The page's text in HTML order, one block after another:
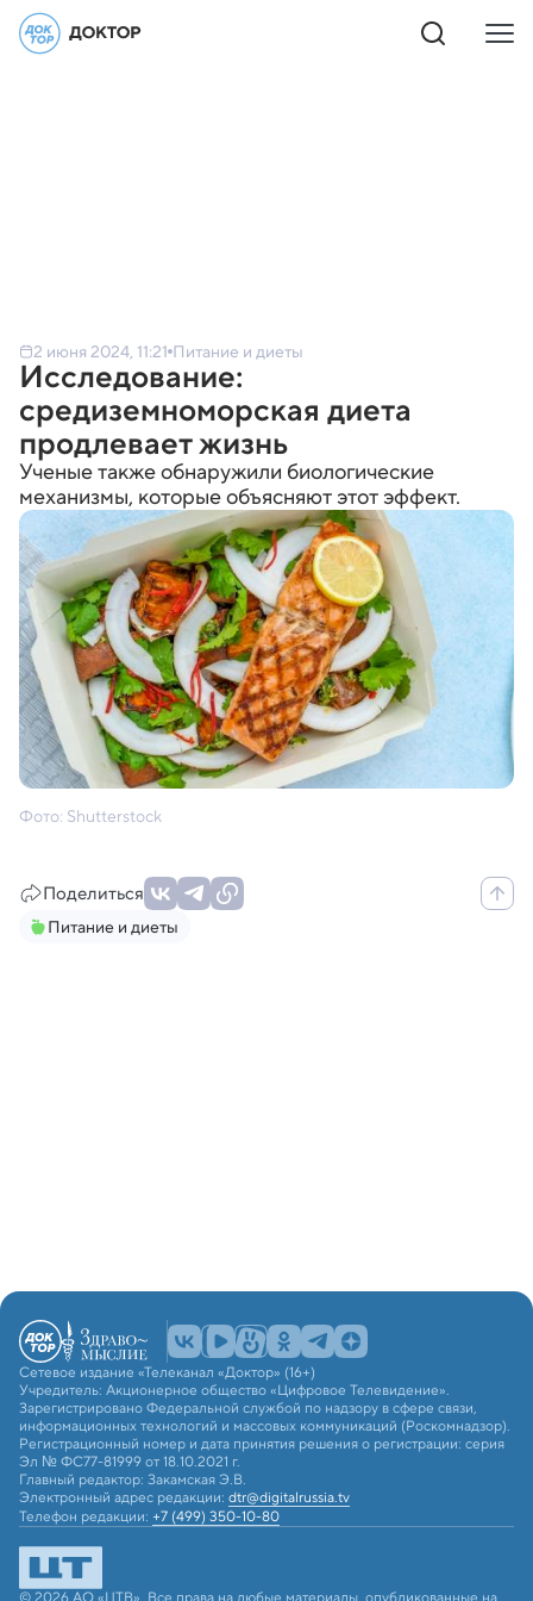
2 июня 2024, 11:21 Питание и диеты
Исследование:
средиземноморская диета
продлевает жизнь
Ученые также обнаружили биологические
механизмы, которые объясняют этот эффект.
Фото: Shutterstock
Поделиться
Питание и диеты
Сетевое издание «Телеканал «Доктор» (16+)
Учредитель: Акционерное общество «Цифровое Телевидение».
Зарегистрировано Федеральной службой по надзору в сфере связи,
информационных технологий и массовых коммуникаций (Роскомнадзор).
Регистрационный номер и дата принятия решения о регистрации: серия
Эл № ФС77-81999 от 18.10.2021 г.
Главный редактор: Закамская Э.В.
Электронный адрес редакции: dtr@digitalrussia.tv
Телефон редакции: +7 (499) 350-10-80
© 2026 АО «ЦТВ». Все права на любые материалы, опубликованные на